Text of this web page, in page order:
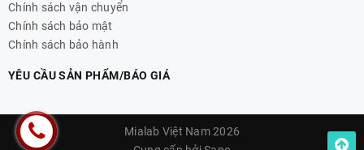
Chính sách vận chuyển
Chính sách bảo mật
Chính sách bảo hành
YÊU CẦU SẢN PHẨM/BÁO GIÁ
Mialab Việt Nam 2026